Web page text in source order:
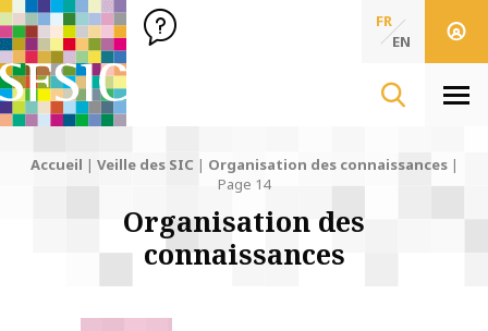
SFSIC Société Française des Sciences de l'Information & de
Société Française des Sciences
de l'Information
FR
EN
Accueil | Veille des SIC | Organisation des connaissances|
Page 14
Organisation des
connaissances